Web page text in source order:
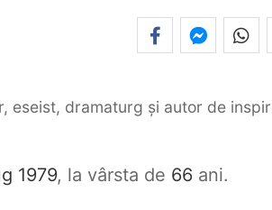
eseist, dramaturg și autor de
1979, la vârsta de 66 ani.